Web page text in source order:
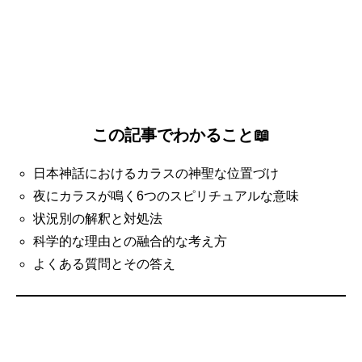
この記事でわかること📖
日本神話におけるカラスの神聖な位置づけ
夜にカラスが鳴く6つのスピリチュアルな意味
状況別の解釈と対処法
科学的な理由との融合的な考え方
よくある質問とその答え